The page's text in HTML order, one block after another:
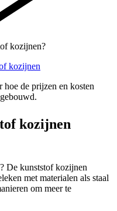
kozijnen?
kozijnen
de prijzen en kosten
kozijnen
De kunststof kozijnen
met materialen als staal
om meer te